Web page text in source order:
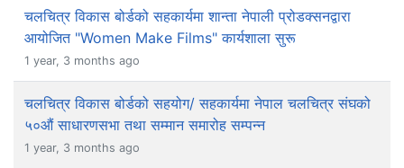
चलचित्र विकास बोर्डको सहकार्यमा शान्ता नेपाली प्रोडक्सनद्वारा
आयोजित "Women Make Films" कार्यशाला सुरू
1 year, 3 months ago
चलचित्र विकास बोर्डको सहयोग/ सहकार्यमा नेपाल चलचित्र संघको
५०औं साधारणसभा तथा सम्मान समारोह सम्पन्न
1 year, 3 months ago